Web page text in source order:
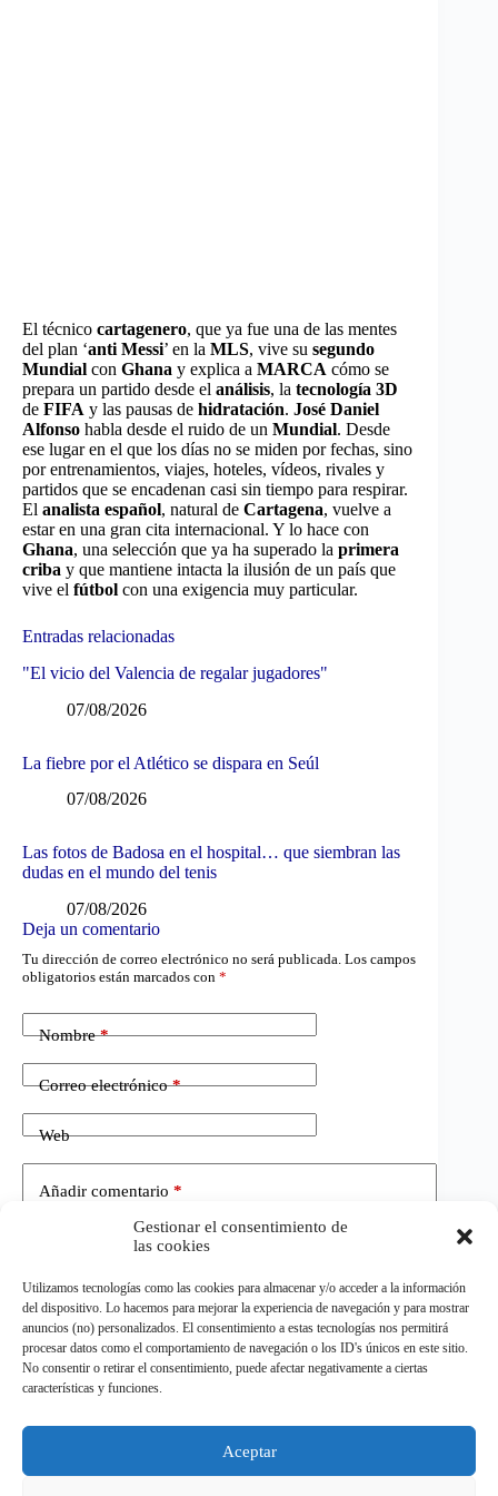
Gestionar el consentimiento de
las cookies
Utilizamos tecnologías como las cookies para almacenar y/o acceder a la información
del dispositivo. Lo hacemos para mejorar la experiencia de navegación y para mostrar
anuncios (no) personalizados. El consentimiento a estas tecnologías nos permitirá
procesar datos como el comportamiento de navegación o los ID's únicos en este sitio.
No consentir o retirar el consentimiento, puede afectar negativamente a ciertas
características y funciones.
Aceptar
El técnico cartagenero, que ya fue una de las mentes
del plan ‘anti Messi’ en la MLS, vive su segundo
Mundial con Ghana y explica a MARCA cómo se
prepara un partido desde el análisis, la tecnología 3D
de FIFA y las pausas de hidratación. José Daniel
Alfonso habla desde el ruido de un Mundial. Desde
ese lugar en el que los días no se miden por fechas, sino
por entrenamientos, viajes, hoteles, vídeos, rivales y
partidos que se encadenan casi sin tiempo para respirar.
El analista español, natural de Cartagena, vuelve a
estar en una gran cita internacional. Y lo hace con
Ghana, una selección que ya ha superado la primera
criba y que mantiene intacta la ilusión de un país que
vive el fútbol con una exigencia muy particular.
Entradas relacionadas
"El vicio del Valencia de regalar jugadores"
07/08/2026
La fiebre por el Atlético se dispara en Seúl
07/08/2026
Las fotos de Badosa en el hospital… que siembran las
dudas en el mundo del tenis
07/08/2026
Deja un comentario
Tu dirección de correo electrónico no será publicada. Los campos
obligatorios están marcados con *
Nombre*
Correo electrónico*
Web
Añadir comentario *
Publicar el comentario